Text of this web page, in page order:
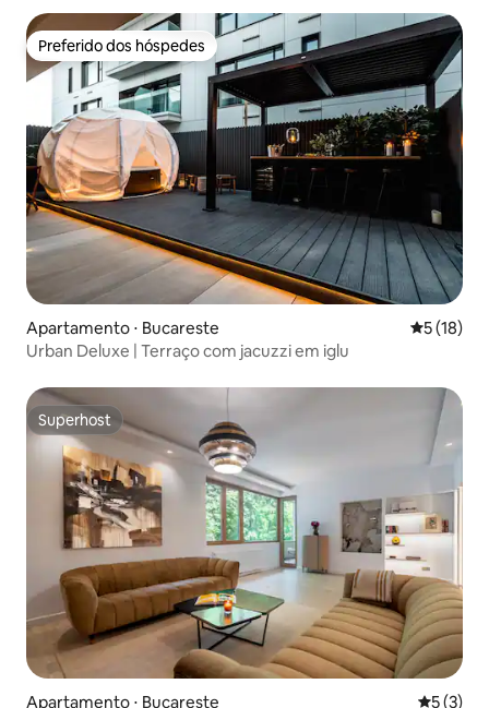
Preferido dos hóspedes
Preferido dos hóspedes
Apartamento ⋅ Bucareste 5 de uma
5 (18)
Urban Deluxe | Terraço com jacuzzi em iglu
Superhost
Superhost
Apartamento ⋅ Bucareste 5 de
5 (3)